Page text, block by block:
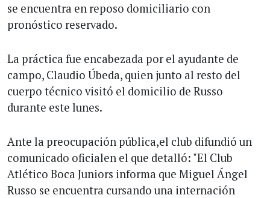
se encuentra en reposo domiciliario con
pronóstico reservado.
La práctica fue encabezada por el ayudante de
campo, Claudio Úbeda, quien junto al resto del
cuerpo técnico visitó el domicilio de Russo
durante este lunes.
Ante la preocupación pública,el club difundió un
comunicado oficialen el que detalló: "El Club
Atlético Boca Juniors informa que Miguel Ángel
Russo se encuentra cursando una internación